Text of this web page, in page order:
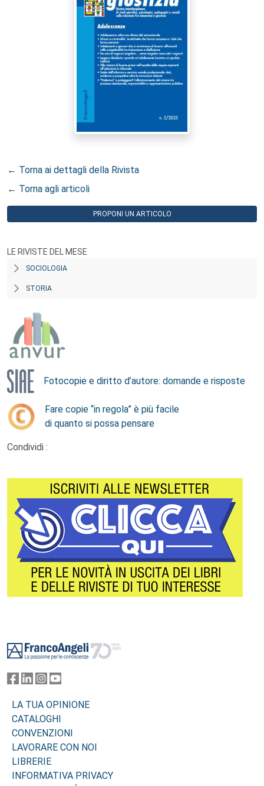
← Torna ai dettagli della Rivista
← Torna agli articoli
PROPONI UN ARTICOLO
LE RIVISTE DEL MESE
SOCIOLOGIA
STORIA
Fotocopie e diritto d’autore: domande e risposte
Fare copie “in regola” è più facile
di quanto si possa pensare
Condividi :
LA TUA OPINIONE
CATALOGHI
CONVENZIONI
LAVORARE CON NOI
LIBRERIE
INFORMATIVA PRIVACY